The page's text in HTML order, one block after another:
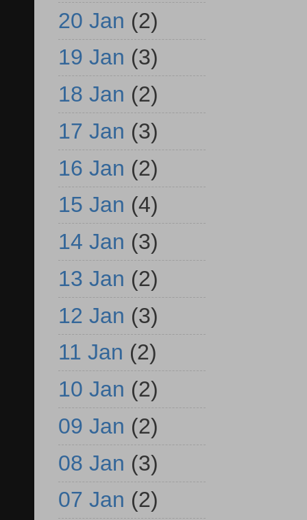
20 Jan (2)
19 Jan (3)
18 Jan (2)
17 Jan (3)
16 Jan (2)
15 Jan (4)
14 Jan (3)
13 Jan (2)
12 Jan (3)
11 Jan (2)
10 Jan (2)
09 Jan (2)
08 Jan (3)
07 Jan (2)